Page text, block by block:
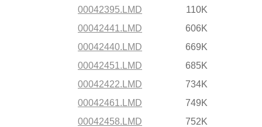
00042395.LMD
110K
00042441.LMD
606K
00042440.LMD
669K
00042451.LMD
685K
00042422.LMD
734K
00042461.LMD
749K
00042458.LMD
752K